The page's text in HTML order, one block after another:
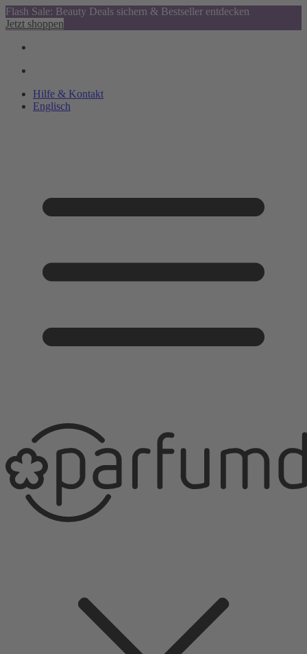
Flash Sale: Beauty Deals sichern & Bestseller entdecken
Jetzt shoppen
Hilfe & Kontakt
Englisch